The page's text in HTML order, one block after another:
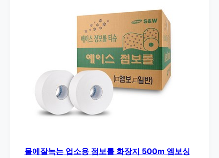
물에잘녹는 업소용 점보롤 화장지 500m 엠보싱